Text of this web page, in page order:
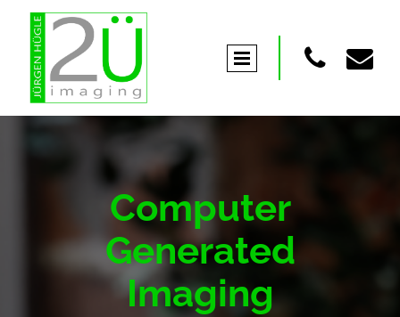
 
Computer
Generated
Imaging